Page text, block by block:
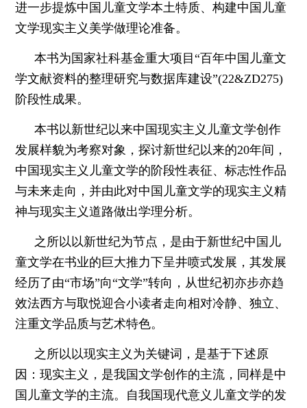
进一步提炼中国儿童文学本土特质、构建中国儿童
文学现实主义美学做理论准备。
本书为国家社科基金重大项目“百年中国儿童文
学文献资料的整理研究与数据库建设”(22&ZD275)
阶段性成果。
本书以新世纪以来中国现实主义儿童文学创作
发展样貌为考察对象，探讨新世纪以来的20年间，
中国现实主义儿童文学的阶段性表征、标志性作品
与未来走向，并由此对中国儿童文学的现实主义精
神与现实主义道路做出学理分析。
之所以以新世纪为节点，是由于新世纪中国儿
童文学在书业的巨大推力下呈井喷式发展，其发展
经历了由“市场”向“文学”转向，从世纪初亦步亦趋
效法西方与取悦迎合小读者走向相对冷静、独立、
注重文学品质与艺术特色。
之所以以现实主义为关键词，是基于下述原
因：现实主义，是我国文学创作的主流，同样是中
国儿童文学的主流。自我国现代意义儿童文学的发